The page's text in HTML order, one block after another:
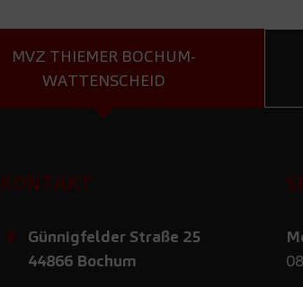
MVZ THIEMER BOCHUM-
WATTENSCHEID
KONTAKT
Günnigfelder Straße 25
44866 Bochum